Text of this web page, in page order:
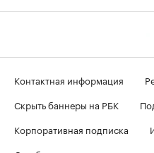
Контактная информация
Скрыть баннеры на РБК
Корпоративная подписка